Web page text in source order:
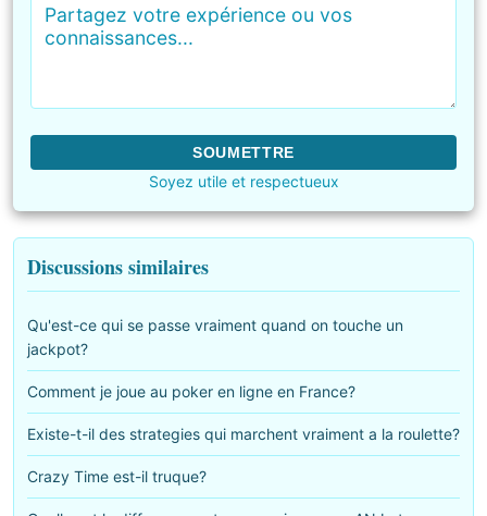
SOUMETTRE
Soyez utile et respectueux
Discussions similaires
Qu'est-ce qui se passe vraiment quand on touche un
jackpot?
Comment je joue au poker en ligne en France?
Existe-t-il des strategies qui marchent vraiment a la roulette?
Crazy Time est-il truque?